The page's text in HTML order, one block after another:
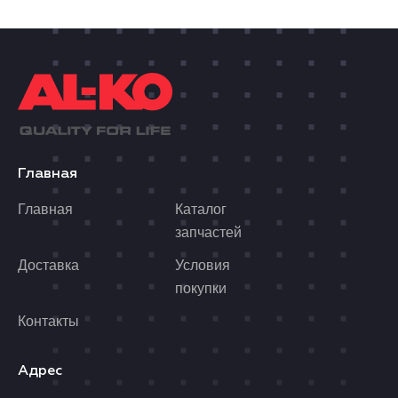
Главная
Главная
Каталог
запчастей
Доставка
Условия
покупки
Контакты
Адрес